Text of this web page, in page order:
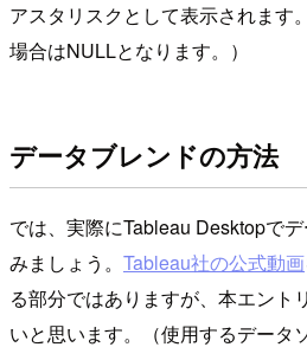
アスタリスクとして表示されます
場合はNULLとなります。）
データブレンドの方法
では、実際にTableau Desktopで
みましょう。 Tableau社の公式動画
る部分ではありますが、本エント
いと思います。（使用するデータ